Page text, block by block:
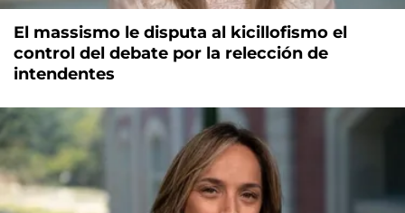
El massismo le disputa al kicillofismo el
control del debate por la relección de
intendentes